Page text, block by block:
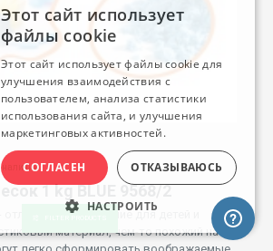
наличии
1 kg BLUE 9568/2
развлечение для детей и
материал, чем-то похожий на
Этот сайт использует
файлы cookie
Этот сайт использует файлы cookie для
улучшения взаимодействия с
пользователем, анализа статистики
использования сайта, и улучшения
маркетинговых активностей.
СОГЛАСЕН ОТКАЗЫВАЮСЬ
НАСТРОИТЬ